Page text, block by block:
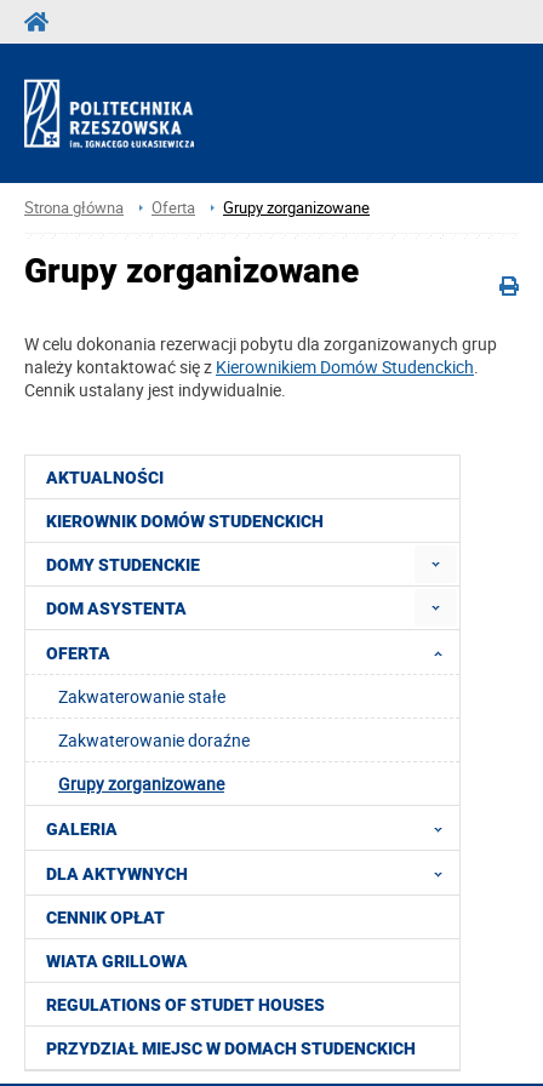
Strona główna Oferta Grupy zorganizowane
AKTUALNOŚCI
KIEROWNIK DOMÓW STUDENCKICH
DOMY STUDENCKIE
DOM ASYSTENTA
OFERTA
Zakwaterowanie stałe
Zakwaterowanie doraźne
Grupy zorganizowane
GALERIA
DLA AKTYWNYCH
CENNIK OPŁAT
WIATA GRILLOWA
REGULATIONS OF STUDET HOUSES
PRZYDZIAŁ MIEJSC W DOMACH STUDENCKICH
Grupy zorganizowane
W celu dokonania rezerwacji pobytu dla zorganizowanych grup
należy kontaktować się z Kierownikiem Domów Studenckich.
Cennik ustalany jest indywidualnie.